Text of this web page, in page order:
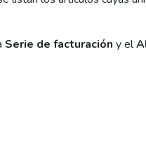
Serie de facturación y el